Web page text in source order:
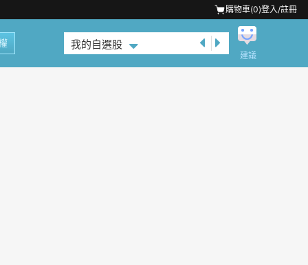
購物車(0)登入/註冊
我的自選股
建議